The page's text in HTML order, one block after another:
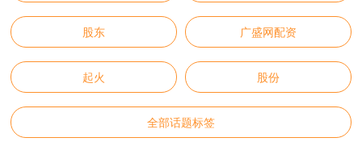
股东 广盛网配资
起火 股份
全部话题标签